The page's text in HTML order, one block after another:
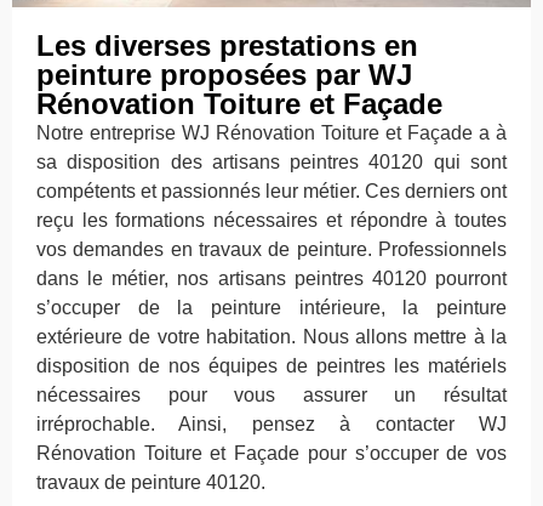
Les diverses prestations en
peinture proposées par WJ
Rénovation Toiture et Façade
Notre entreprise WJ Rénovation Toiture et Façade a à
sa disposition des artisans peintres 40120 qui sont
compétents et passionnés leur métier. Ces derniers ont
reçu les formations nécessaires et répondre à toutes
vos demandes en travaux de peinture. Professionnels
dans le métier, nos artisans peintres 40120 pourront
s’occuper de la peinture intérieure, la peinture
extérieure de votre habitation. Nous allons mettre à la
disposition de nos équipes de peintres les matériels
nécessaires pour vous assurer un résultat
irréprochable. Ainsi, pensez à contacter WJ
Rénovation Toiture et Façade pour s’occuper de vos
travaux de peinture 40120.